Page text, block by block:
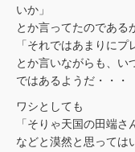
いか」
とか言ってたのである
「それではあまりにプ
とか言いながらも、い
ではあるようだ・・・
ワシとしても
「そりゃ天国の田端さ
などと漠然と思っては